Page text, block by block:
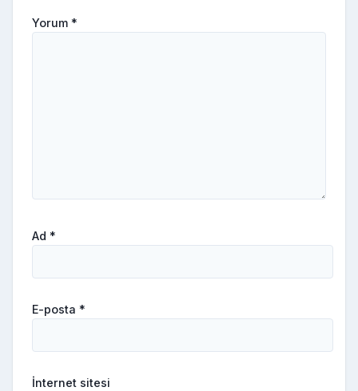
Yorum *
Ad *
E-posta *
İnternet sitesi